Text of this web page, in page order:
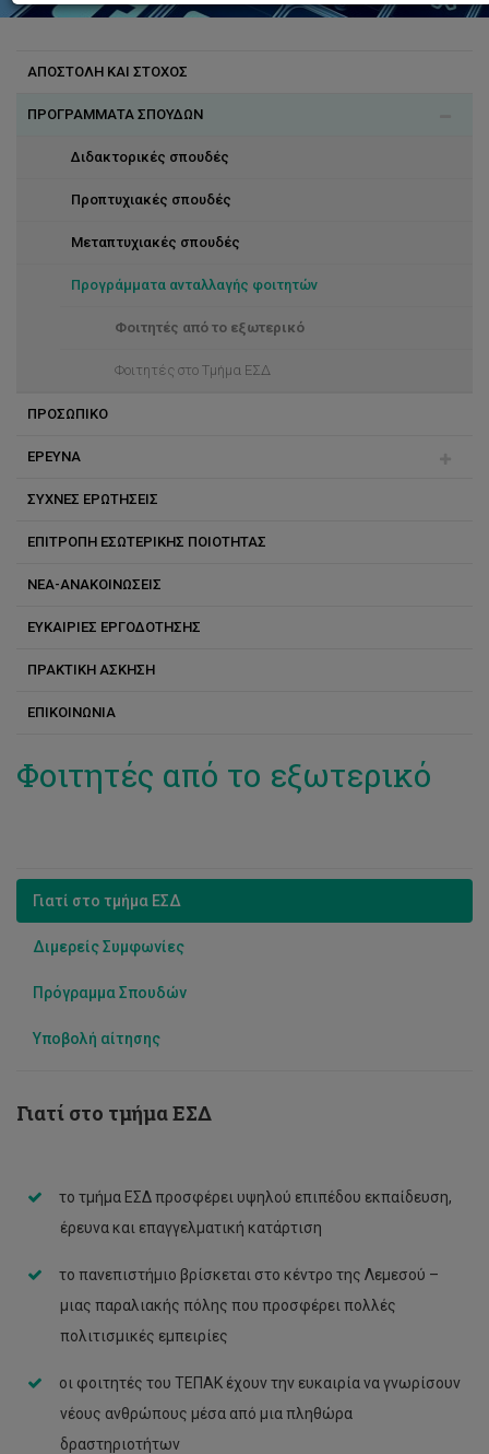
ΑΠΟΣΤΟΛΗ ΚΑΙ ΣΤΟΧΟΣ
ΠΡΟΓΡΑΜΜΑΤΑ ΣΠΟΥΔΩΝ
Διδακτορικές σπουδές
Προπτυχιακές σπουδές
Μεταπτυχιακές σπουδές
Προγράμματα ανταλλαγής φοιτητών
Φοιτητές από το εξωτερικό
Φοιτητές στο Τμήμα ΕΣΔ
ΠΡΟΣΩΠΙΚΟ
Βασιλική Τρίγκα
Βενετία Παπά
Γιάννης Γεωργίου
Γιώργος Ζώτος
Δήμητρα Λ. Μηλιώνη
Διονύσης Πάνος
Ελένη Κύζα
Ευριπίδης Αντωνιάδης
Ιόλη Νικολαίδου
Κωνσταντίνα Σοφοκλέους
Μαρία Ζένιου
Ζήνωνας Θεοδοσίου
Πασχαλία (Λία) Σπυρίδου
Χριστίνα Φασουλή
Αγγελική Γαζή
ΕΡΕΥΝΑ
Ερευνητικά Προγράμματα
Ερευνητικά Εργαστήρια
ΣΥΧΝΕΣ ΕΡΩΤΗΣΕΙΣ
ΕΠΙΤΡΟΠΗ ΕΣΩΤΕΡΙΚΗΣ ΠΟΙΟΤΗΤΑΣ
ΝΕΑ-ΑΝΑΚΟΙΝΩΣΕΙΣ
ΕΥΚΑΙΡΙΕΣ ΕΡΓΟΔΟΤΗΣΗΣ
ΠΡΑΚΤΙΚΗ ΑΣΚΗΣΗ
ΕΠΙΚΟΙΝΩΝΙΑ
Φοιτητές από το εξωτερικό
Γιατί στο τμήμα ΕΣΔ
Διμερείς Συμφωνίες
Πρόγραμμα Σπουδών
Υποβολή αίτησης
Γιατί στο τμήμα ΕΣΔ
το τμήμα ΕΣΔ προσφέρει υψηλού επιπέδου εκπαίδευση,
έρευνα και επαγγελματική κατάρτιση
το πανεπιστήμιο βρίσκεται στο κέντρο της Λεμεσού –
μιας παραλιακής πόλης που προσφέρει πολλές
πολιτισμικές εμπειρίες
οι φοιτητές του ΤΕΠΑΚ έχουν την ευκαιρία να γνωρίσουν
νέους ανθρώπους μέσα από μια πληθώρα
δραστηριοτήτων